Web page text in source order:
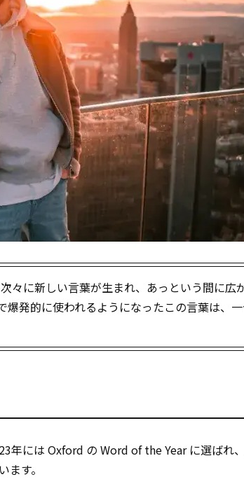
々に新しい言葉が生まれ、あっという間に広
発的に使われるようになったこの言葉は、
には Oxford の Word of the Year に選ばれ、
す。